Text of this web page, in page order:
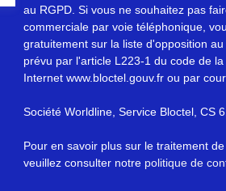
au RGPD. Si vous ne souhaitez pas
commerciale par voie téléphonique,
gratuitement sur la liste d'opposition
prévu par l'article L223-1 du code de
Internet www.bloctel.gouv.fr ou par
Société Worldline, Service Bloctel, CS
Pour en savoir plus sur le traitement
veuillez consulter notre politique de